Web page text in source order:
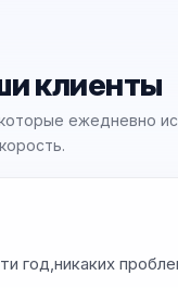
клиенты
ежедневно
год,никаких